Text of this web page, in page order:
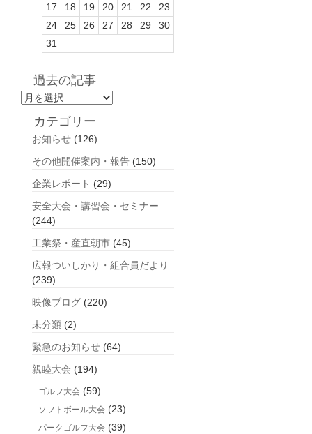
17
18 19 20 21 22
23
24
25 26 27 28 29
30
31
過去の記事
過
カテゴリー
お知らせ (126)
その他開催案内・報告 (150)
企業レポート (29)
安全大会・講習会・セミナー
(244)
工業祭・産直朝市 (45)
広報ついしかり・組合員だより
(239)
映像ブログ (220)
未分類 (2)
緊急のお知らせ (64)
親睦大会 (194)
ゴルフ大会 (59)
ソフトボール大会 (23)
パークゴルフ大会 (39)